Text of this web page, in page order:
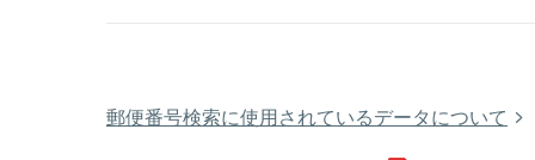
郵便番号検索に使用されているデータについて